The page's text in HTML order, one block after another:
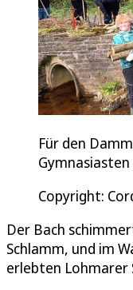
Für den
Copyright:
Der Bach
Schlamm, und im
erlebten